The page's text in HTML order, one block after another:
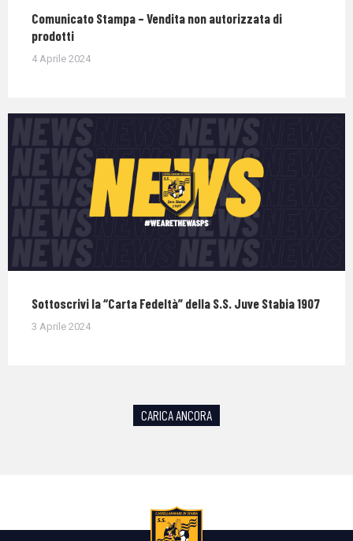
Comunicato Stampa – Vendita non autorizzata di
prodotti
4 Aprile 2024
Sottoscrivi la “Carta Fedeltà” della S.S. Juve Stabia 1907
3 Aprile 2024
CARICA ANCORA